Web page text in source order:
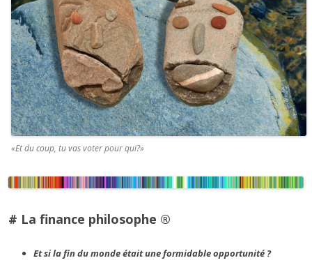
«Et du coup, tu vas voter pour qui?»
# La finance philosophe ®
Et si la fin du monde était une formidable opportunité ?